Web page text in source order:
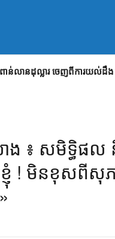
ធនាគារ វីង៖ ដំណោះស្រាយហិរញ្ញ
ង ៖ សមិទ្ធិផល
ខ្ញុំ ! មិនខុសពី